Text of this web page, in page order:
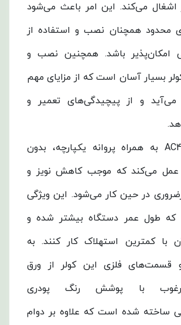
اشغال می‌کند. این امر باعث می‌شود
محدود همچنان نصب و استفاده از
امکان‌پذیر باشد. همچنین نصب و
بسیار آسان است که از مزایای مهم
و از پیچیدگی‌های تعمیر و
موتور کولر AC48 به همراه پروانه یکپارچه، بدون
می‌کند که موجب کاهش نویز و
در حین کار می‌شود. این ویژگی
که طول عمر دستگاه بیشتر شده و
با کمترین استهلاک کار کنند. به
و قسمت‌های فلزی این کولر از ورق
مرغوب با پوشش رنگ پودری
ساخته شده است که علاوه بر دوام